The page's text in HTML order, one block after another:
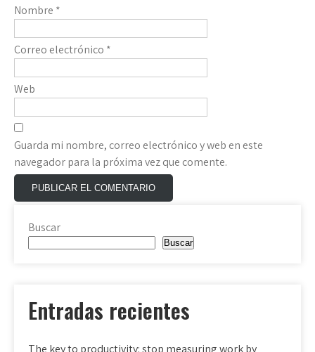
Nombre *
Correo electrónico *
Web
Guarda mi nombre, correo electrónico y web en este
navegador para la próxima vez que comente.
Buscar
Buscar
Entradas recientes